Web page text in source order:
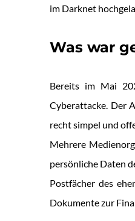
im Darknet
Was war
Bereits im Mai
Cyberattacke. Der
recht simpel und
Mehrere
persönliche Daten
Postfächer des
Dokumente zur